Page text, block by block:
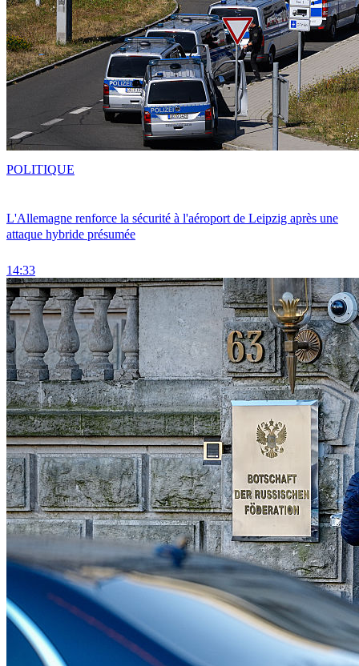
L'Allemagne renforce la sécurité à l'aéroport de Leipzig après une
attaque hybride présumée
14:33
POLITIQUE